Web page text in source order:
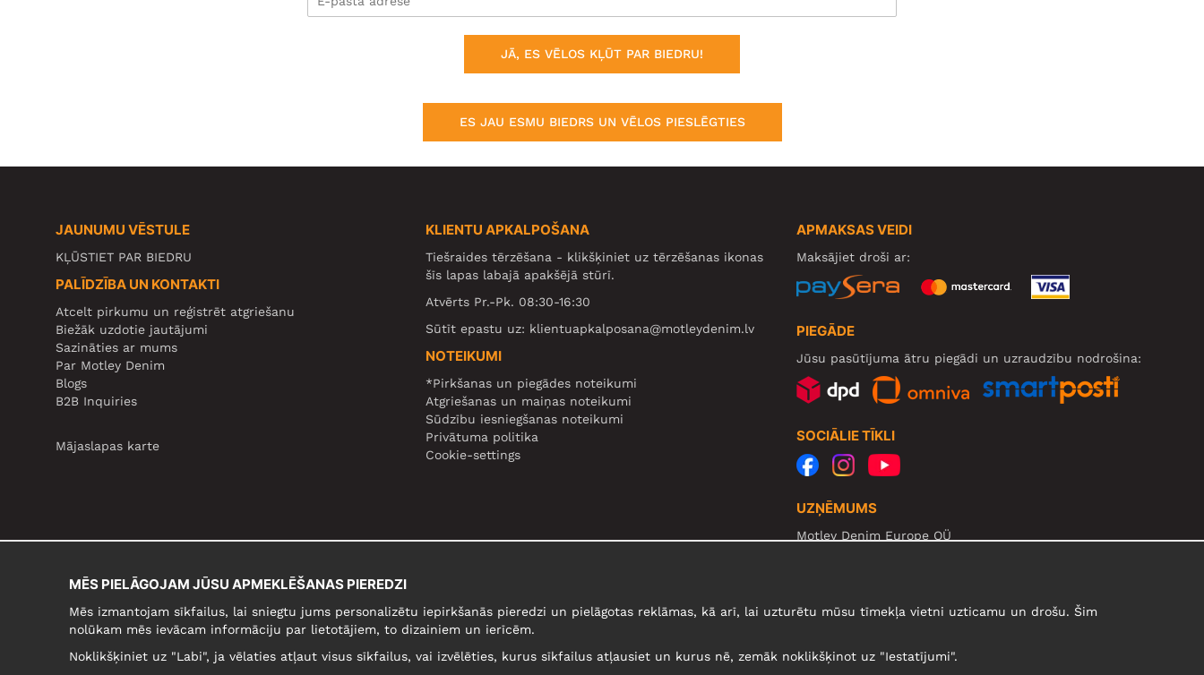
JĀ, ES VĒLOS KĻŪT PAR BIEDRU!
ES JAU ESMU BIEDRS UN VĒLOS PIESLĒGTIES
JAUNUMU VĒSTULE
KĻŪSTIET PAR BIEDRU
PALĪDZĪBA UN KONTAKTI
Atcelt pirkumu un reģistrēt atgriešanu
Biežāk uzdotie jautājumi
Sazināties ar mums
Par Motley Denim
Blogs
B2B Inquiries
Mājaslapas karte
KLIENTU APKALPOŠANA
Tiešraides tērzēšana - klikšķiniet uz tērzēšanas ikonas
šīs lapas labajā apakšējā stūrī.
Atvērts Pr.-Pk. 08:30-16:30
Sūtīt epastu uz: klientuapkalposana@motleydenim.lv
NOTEIKUMI
*Pirkšanas un piegādes noteikumi
Atgriešanas un maiņas noteikumi
Sūdzību iesniegšanas noteikumi
Privātuma politika
Cookie-settings
APMAKSAS VEIDI
Maksājiet droši ar:
PIEGĀDE
Jūsu pasūtījuma ātru piegādi un uzraudzību nodrošina:
SOCIĀLIE TĪKLI
UZŅĒMUMS
Motley Denim Europe OÜ
MĒS PIELĀGOJAM JŪSU APMEKLĒŠANAS PIEREDZI
Mēs izmantojam sīkfailus, lai sniegtu jums personalizētu iepirkšanās pieredzi un pielāgotas reklāmas, kā arī, lai uzturētu mūsu tīmekļa vietni uzticamu un drošu. Šim
nolūkam mēs ievācam informāciju par lietotājiem, to dizainiem un ierīcēm.
Noklikšķiniet uz "Labi", ja vēlaties atļaut visus sīkfailus, vai izvēlēties, kurus sīkfailus atļausiet un kurus nē, zemāk noklikšķinot uz "Iestatījumi".